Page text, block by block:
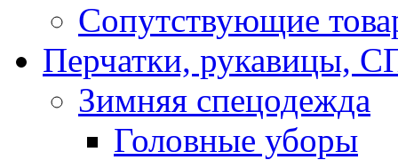
Сопутствующие
Перчатки,
Зимняя спецодежда
Головные уборы